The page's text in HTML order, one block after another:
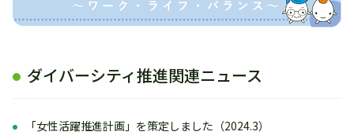
ダイバーシティ推進関連ニュース
「女性活躍推進計画」を策定しました（2024.3）